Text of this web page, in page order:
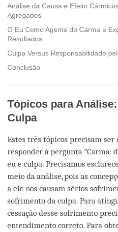
Análise da Causa e Efeito
Agregados
O Eu Como Agente do Carma e
Resultados
Culpa Versus Responsabilidade
Conclusão
Tópicos para
Culpa
Estes três tópicos precisam ser
responder à pergunta “Carma:
eu e culpa. Precisamos
meio da análise, pois as
a ele nos causam sérios
sofrimento da culpa. Para
cessação desse sofrimento
entendimento correto. Para